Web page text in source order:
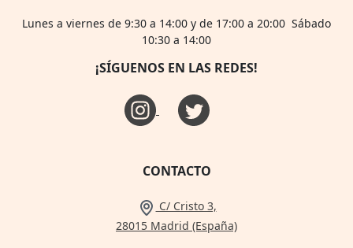
Lunes a viernes de 9:30 a 14:00 y de 17:00 a 20:00 Sábado
10:30 a 14:00
¡SÍGUENOS EN LAS REDES!
CONTACTO
C/ Cristo 3,
28015 Madrid (España)